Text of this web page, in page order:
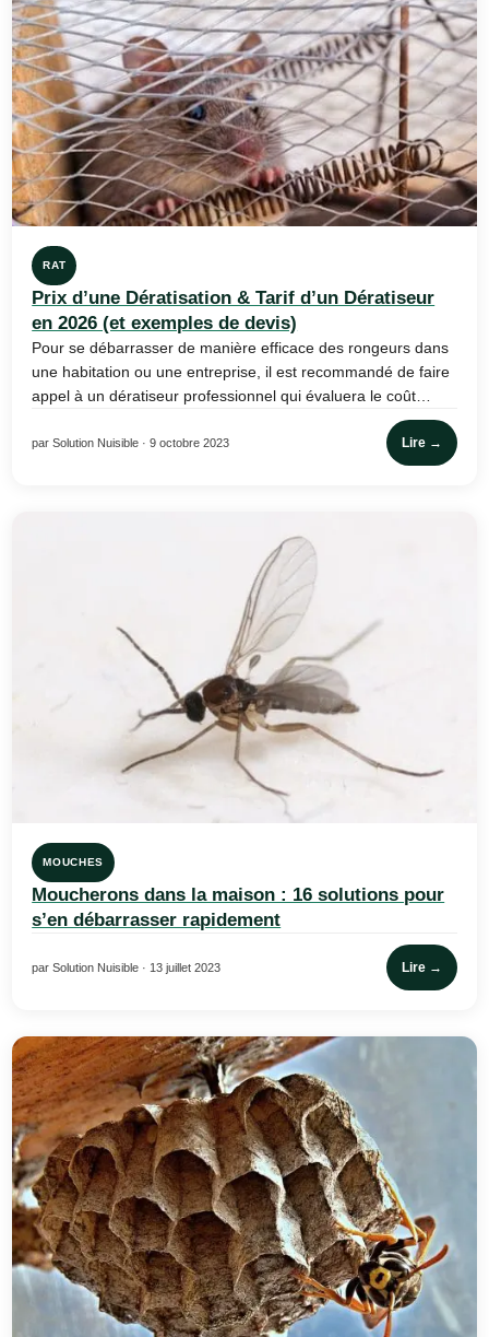
RAT
Prix d’une Dératisation & Tarif d’un Dératiseur
en 2026 (et exemples de devis)
Pour se débarrasser de manière efficace des rongeurs dans
une habitation ou une entreprise, il est recommandé de faire
appel à un dératiseur professionnel qui évaluera le coût…
par Solution Nuisible · 9 octobre 2023 Lire →
MOUCHES
Moucherons dans la maison : 16 solutions pour
s’en débarrasser rapidement
par Solution Nuisible · 13 juillet 2023 Lire →